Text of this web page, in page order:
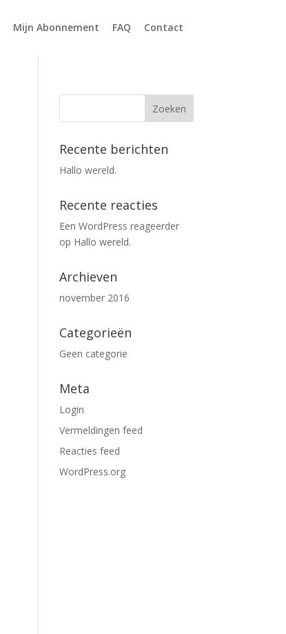
Mijn Abonnement FAQ Contact
Recente berichten
Hallo wereld.
Recente reacties
Een WordPress reageerder
op Hallo wereld.
Archieven
november 2016
Categorieën
Geen categorie
Meta
Login
Vermeldingen feed
Reacties feed
WordPress.org